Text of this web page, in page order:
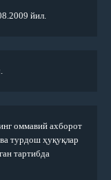
йил.
оммавий ахборот
турдош ҳуқуқлар
тартибда